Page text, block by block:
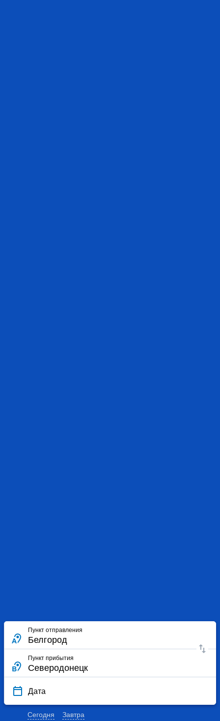
Пункт отправления
Пункт прибытия
Дата
Сегодня Завтра